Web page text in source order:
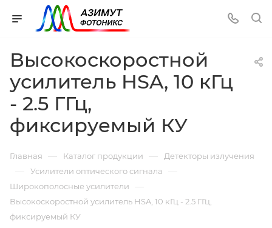
Высокоскоростной
усилитель HSA, 10 кГц
- 2.5 ГГц,
фиксируемый КУ
Главная — Каталог продукции — Детекторы излучения
— Усилители оптического сигнала —
Широкополосные усилители —
Высокоскоростной усилитель HSA, 10 кГц - 2.5 ГГц,
фиксируемый КУ